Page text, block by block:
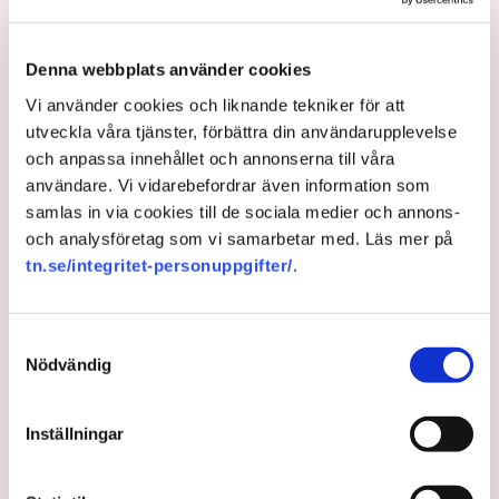
Denna webbplats använder cookies
Vi använder cookies och liknande tekniker för att
utveckla våra tjänster, förbättra din användarupplevelse
och anpassa innehållet och annonserna till våra
användare. Vi vidarebefordrar även information som
samlas in via cookies till de sociala medier och annons-
och analysföretag som vi samarbetar med. Läs mer på
tn.se/integritet-personuppgifter/.
Nödvändig
Inställningar
ogräsfrön. ”Aktivisterna sprang emot
oss”, säger Mats Henriksson,
varnar branschen för skador på
uppemot 100 miljoner kronor.
Brytningen av torvtäkten i Grimsås lamslås av
aktivistgruppen Återställ Våtmarker. Mats Henriksson,
tillståndsansvarig på Neova, som befinner sig på plats,
tillståndsgivna verksamhetsytan förra veckan och
Aktivistgruppen Återställ Våtmarker har stoppat